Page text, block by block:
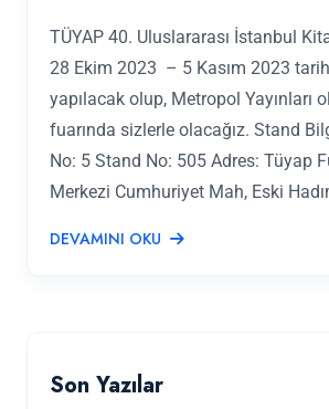
TÜYAP 40. Uluslararası İstanbul
28 Ekim 2023 – 5 Kasım 2023
yapılacak olup, Metropol Yayınları
fuarında sizlerle olacağız. Stand
No: 5 Stand No: 505 Adres: Tüyap
Merkezi Cumhuriyet Mah, Eski
DEVAMINI OKU
Son Yazılar